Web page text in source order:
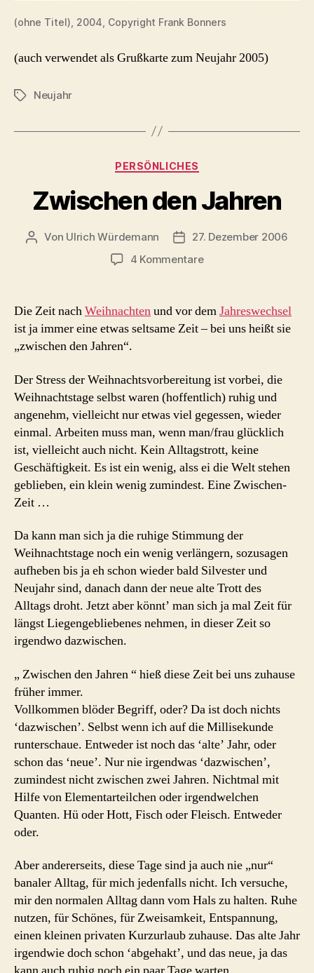
(ohne Titel), 2004, Copyright Frank Bonners
(auch verwendet als Grußkarte zum Neujahr 2005)
Schlagwörter
Neujahr
Kategorien
PERSÖNLICHES
Zwischen den Jahren
Beitragsautor
Von Ulrich Würdemann Beitragsdatum
27. Dezember 2006
4 Kommentarezu
Jahren
Die Zeit nachWeihnachtenund vor demJahreswechsel
ist ja immer eine etwas seltsame Zeit – bei uns heißt sie
„zwischen den Jahren“.
Der Stress der Weihnachtsvorbereitung ist vorbei, die
Weihnachtstage selbst waren (hoffentlich) ruhig und
angenehm, vielleicht nur etwas viel gegessen, wieder
einmal. Arbeiten muss man, wenn man/frau glücklich
ist, vielleicht auch nicht. Kein Alltagstrott, keine
Geschäftigkeit. Es ist ein wenig, alss ei die Welt stehen
geblieben, ein klein wenig zumindest. Eine Zwischen-
Zeit …
Da kann man sich ja die ruhige Stimmung der
Weihnachtstage noch ein wenig verlängern, sozusagen
aufheben bis ja eh schon wieder bald Silvester und
Neujahr sind, danach dann der neue alte Trott des
Alltags droht. Jetzt aber könnt’ man sich ja mal Zeit für
längst Liegengebliebenes nehmen, in dieser Zeit so
irgendwo dazwischen.
„ Zwischen den Jahren “ hieß diese Zeit bei uns zuhause
früher immer.
Vollkommen blöder Begriff, oder? Da ist doch nichts
‘dazwischen’. Selbst wenn ich auf die Millisekunde
runterschaue. Entweder ist noch das ‘alte’ Jahr, oder
schon das ‘neue’. Nur nie irgendwas ‘dazwischen’,
zumindest nicht zwischen zwei Jahren. Nichtmal mit
Hilfe von Elementarteilchen oder irgendwelchen
Quanten. Hü oder Hott, Fisch oder Fleisch. Entweder
oder.
Aber andererseits, diese Tage sind ja auch nie „nur“
banaler Alltag, für mich jedenfalls nicht. Ich versuche,
mir den normalen Alltag dann vom Hals zu halten. Ruhe
nutzen, für Schönes, für Zweisamkeit, Entspannung,
einen kleinen privaten Kurzurlaub zuhause. Das alte Jahr
irgendwie doch schon ‘abgehakt’, und das neue, ja das